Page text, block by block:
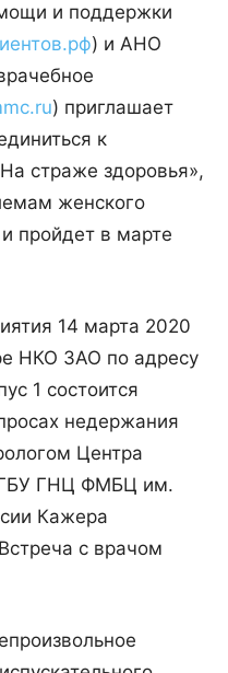
и поддержки
) и АНО
) приглашает
к
страже здоровья»,
женского
пройдет в марте
14 марта 2020
НКО ЗАО по адресу
1 состоится
недержания
Центра
ГНЦ ФМБЦ им.
Кажера
с врачом